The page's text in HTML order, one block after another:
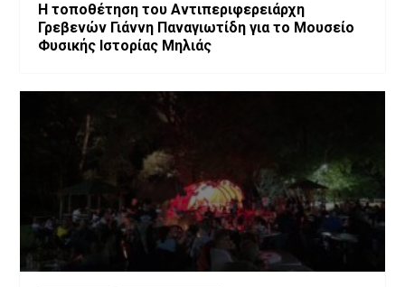
Η τοποθέτηση του Αντιπεριφερειάρχη
Γρεβενών Γιάννη Παναγιωτίδη για το Μουσείο
Φυσικής Ιστορίας Μηλιάς